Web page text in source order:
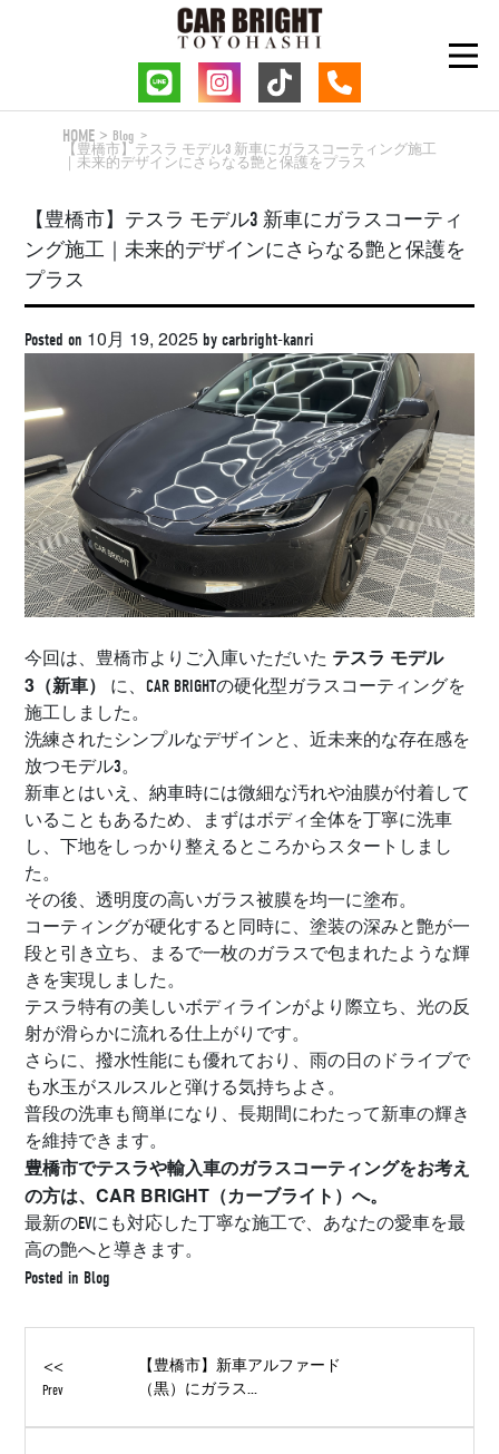
HOME
Blog
【豊橋市】テスラ モデル3 新車にガラスコーティング施工
｜未来的デザインにさらなる艶と保護をプラス
【豊橋市】テスラ モデル3 新車にガラスコーティ
ング施工｜未来的デザインにさらなる艶と保護を
プラス
Posted on 10月 19, 2025 bycarbright-kanri
今回は、豊橋市よりご入庫いただいた テスラ モデル
3（新車）
に、CAR BRIGHTの硬化型ガラスコーティングを
施工しました。
洗練されたシンプルなデザインと、近未来的な存在感を
放つモデル3。
新車とはいえ、納車時には微細な汚れや油膜が付着して
いることもあるため、まずはボディ全体を丁寧に洗車
し、下地をしっかり整えるところからスタートしまし
た。
その後、透明度の高いガラス被膜を均一に塗布。
コーティングが硬化すると同時に、塗装の深みと艶が一
段と引き立ち、まるで一枚のガラスで包まれたような輝
きを実現しました。
テスラ特有の美しいボディラインがより際立ち、光の反
射が滑らかに流れる仕上がりです。
さらに、撥水性能にも優れており、雨の日のドライブで
も水玉がスルスルと弾ける気持ちよさ。
普段の洗車も簡単になり、長期間にわたって新車の輝き
を維持できます。
豊橋市でテスラや輸入車のガラスコーティングをお考え
の方は、CAR BRIGHT（カーブライト）へ。
最新のEVにも対応した丁寧な施工で、あなたの愛車を最
高の艶へと導きます。
Posted in Blog
<<
Prev
【豊橋市】新車アルファード
（黒）にガラス...